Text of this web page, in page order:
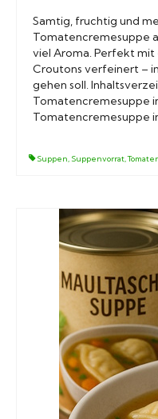
Samtig, fruchtig und
Tomatencremesuppe
viel Aroma. Perfekt mit
Croutons verfeinert –
gehen soll.
Tomatencremesuppe
Tomatencremesuppe
Suppen, Suppenvorrat,